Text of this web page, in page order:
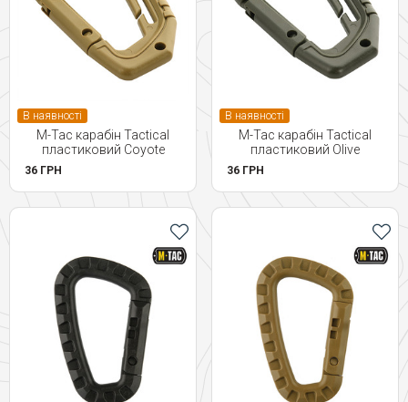
В наявності
M-Tac карабін Tactical
пластиковий Coyote
36 ГРН
В наявності
M-Tac карабін Tactical
пластиковий Olive
36 ГРН